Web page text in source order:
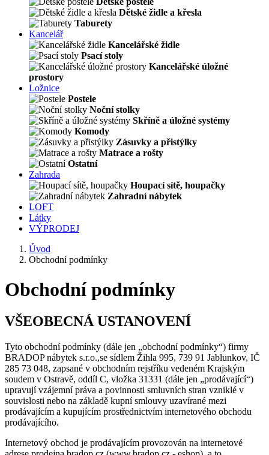
Dětské židle a křesla
Taburety
Kancelář
Kancelářské židle
Psací stoly
Kancelářské úložné
prostory
Ložnice
Postele
Noční stolky
Skříně a úložné systémy
Komody
Zásuvky a přistýlky
Matrace a rošty
Ostatní
Zahrada
Houpací sítě, houpačky
Zahradní nábytek
LOFT
Látky
VÝPRODEJ
Úvod
Obchodní podmínky
Obchodní podmínky
VŠEOBECNÁ USTANOVENÍ
Tyto obchodní podmínky (dále jen „obchodní podmínky“) firmy
BRADOP nábytek s.r.o.,se sídlem Žihla 995, 739 91 Jablunkov, IČ
285 73 048, zapsané v obchodním rejstříku vedeném Krajským
soudem v Ostravě, oddíl C, vložka 31331 (dále jen „prodávající“)
upravují vzájemní práva a povinnosti smluvních stran vzniklé v
souvislosti nebo na základě kupní smlouvy uzavírané mezi
prodávajícím a kupujícím prostřednictvím internetového obchodu
prodávajícího.
Internetový obchod je prodávajícím provozován na internetové